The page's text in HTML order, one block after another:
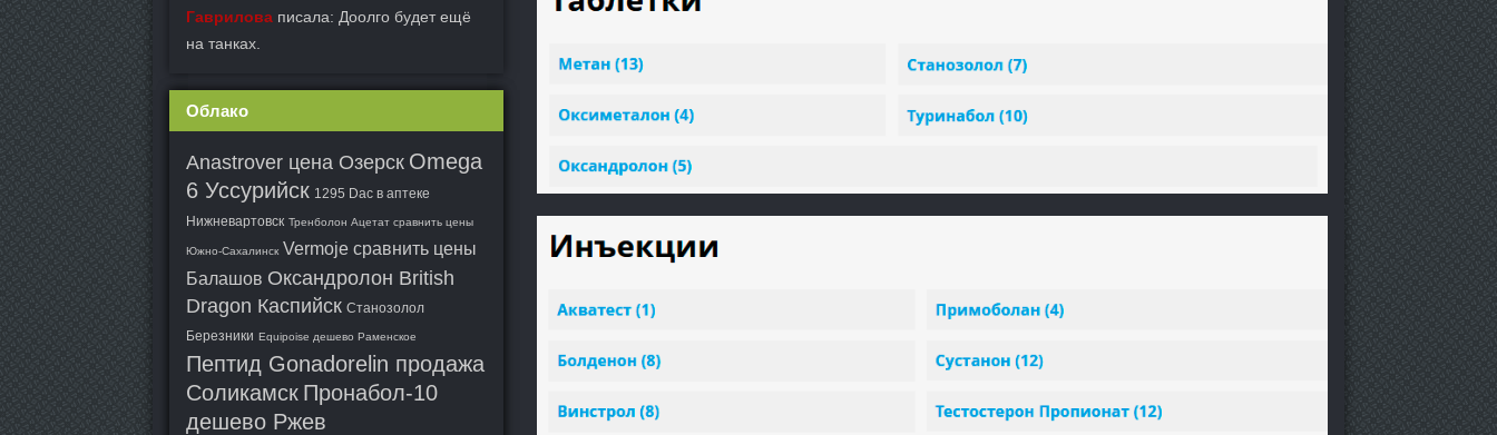
Гаврилова писала: Доолго будет ещё
на танках.
Облако
Anastrover цена Озерск Omega
6 Уссурийск 1295 Dac в аптеке
Нижневартовск Тренболон Ацетат сравнить цены
Южно-Сахалинск Vermoje сравнить цены
Балашов Оксандролон British
Dragon Каспийск Станозолол
Березники Equipoise дешево Раменское
Пептид Gonadorelin продажа
Соликамск Пронабол-10
дешево Ржев